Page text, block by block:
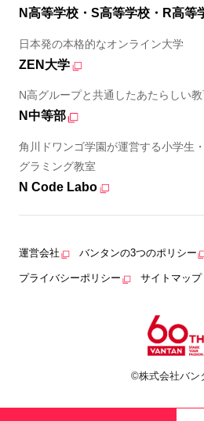
N高等学校・S高等学校・R高等
日本発の本格的なオンライン大学
ZEN大学
N高グループと共通したあたらしい
N中等部
角川ドワンゴ学園が運営する小学生
グラミング教室
N Code Labo
運営会社 バンタンの3つのポリシー
プライバシーポリシー サイトマップ
©株式会社バン